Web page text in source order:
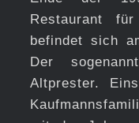
Restaurant
befindet sich
Der
Altprester.